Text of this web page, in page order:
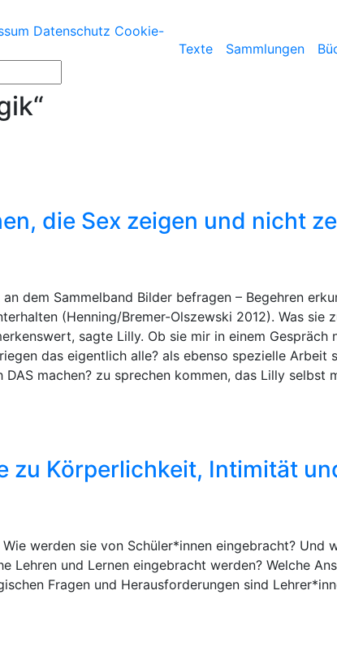
Datenschutz Cookie-
Texte Sammlungen
die Sex zeigen und nicht
dem Sammelband Bilder befragen – Begehren
(Henning/Bremer-Olszewski 2012). Was
sagte Lilly. Ob sie mir in einem Gespräch
das eigentlich alle? als ebenso spezielle
machen? zu sprechen kommen, das Lilly
zu Körperlichkeit, Intimität
werden sie von Schüler*innen eingebracht? Und
Lehren und Lernen eingebracht werden? Welche
Fragen und Herausforderungen sind